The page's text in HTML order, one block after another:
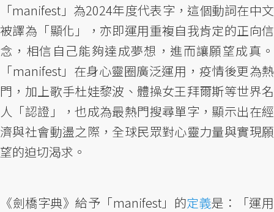
「manifest」為2024年度代表字，這個動詞在中文
被譯為「顯化」，亦即運用重複自我肯定的正向信
念，相信自己能夠達成夢想，進而讓願望成真。
「manifest」在身心靈圈廣泛運用，疫情後更為熱
門，加上歌手杜娃黎波、體操女王拜爾斯等世界名
人「認證」，也成為最熱門搜尋單字，顯示出在經
濟與社會動盪之際，全球民眾對心靈力量與實現願
望的迫切渴求。
《劍橋字典》給予「manifest」的定義是：「運用